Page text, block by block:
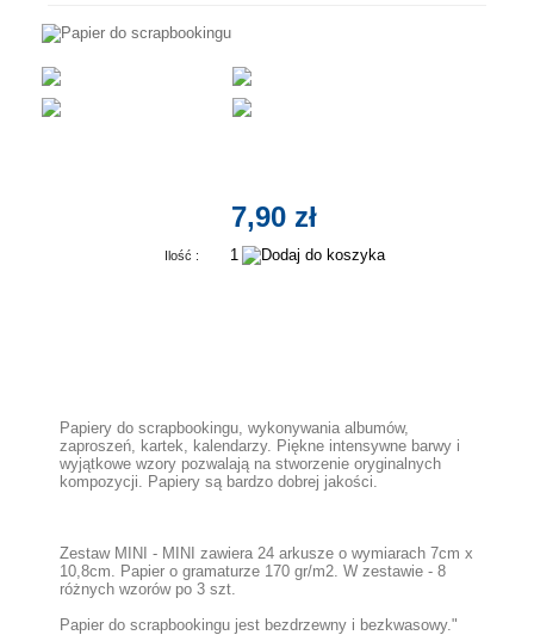
7,90 zł
Ilość :
Papiery do scrapbookingu, wykonywania albumów,
zaproszeń, kartek, kalendarzy. Piękne intensywne barwy i
wyjątkowe wzory pozwalają na stworzenie oryginalnych
kompozycji. Papiery są bardzo dobrej jakości.
Zestaw MINI - MINI zawiera 24 arkusze o wymiarach 7cm x
10,8cm. Papier o gramaturze 170 gr/m2. W zestawie - 8
różnych wzorów po 3 szt.
Papier do scrapbookingu jest bezdrzewny i bezkwasowy."